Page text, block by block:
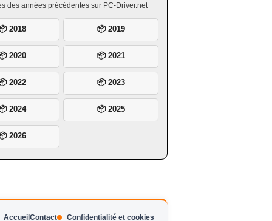
des années précédentes sur PC-Driver.net
2018 📦 2019
2020 📦 2021
2022 📦 2023
2024 📦 2025
2026
Accueil Contact Confidentialité et cookies